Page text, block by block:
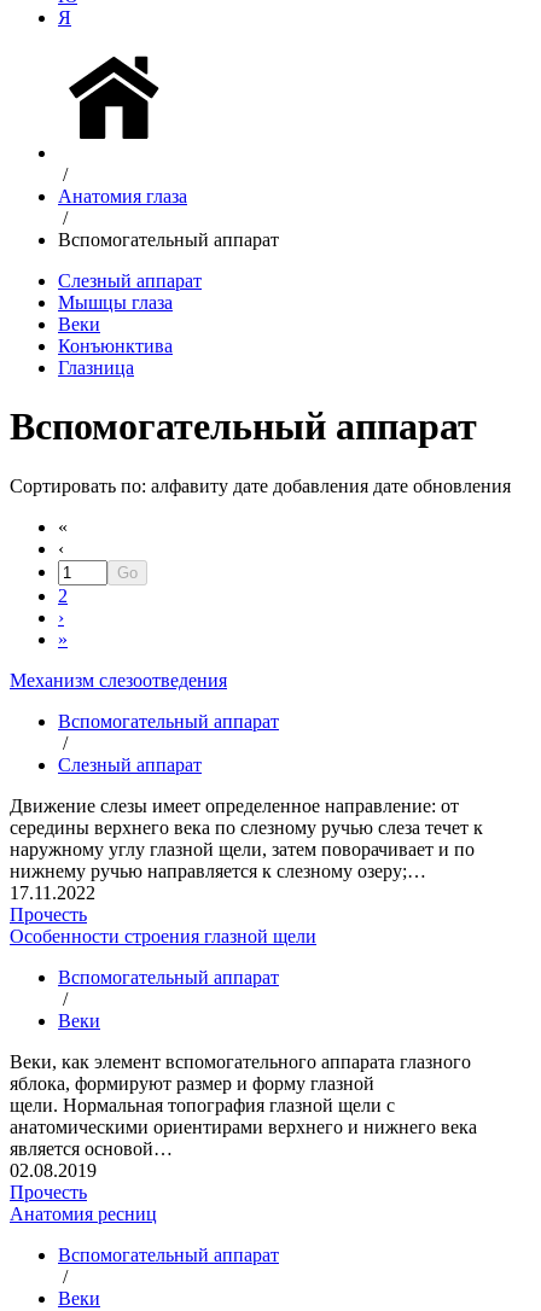
Я
/
Анатомия глаза
/
Вспомогательный аппарат
Слезный аппарат
Мышцы глаза
Веки
Конъюнктива
Глазница
Вспомогательный аппарат
Сортировать по: алфавиту дате добавления дате обновления
«
‹
2
›
»
Механизм слезоотведения
Вспомогательный аппарат
/
Слезный аппарат
Движение слезы имеет определенное направление: от
середины верхнего века по слезному ручью слеза течет к
наружному углу глазной щели, затем поворачивает и по
нижнему ручью направляется к слезному озеру;…
17.11.2022
Прочесть
Особенности строения глазной щели
Вспомогательный аппарат
/
Веки
Веки, как элемент вспомогательного аппарата глазного
яблока, формируют размер и форму глазной
щели. Нормальная топография глазной щели с
анатомическими ориентирами верхнего и нижнего века
является основой…
02.08.2019
Прочесть
Анатомия ресниц
Вспомогательный аппарат
/
Веки